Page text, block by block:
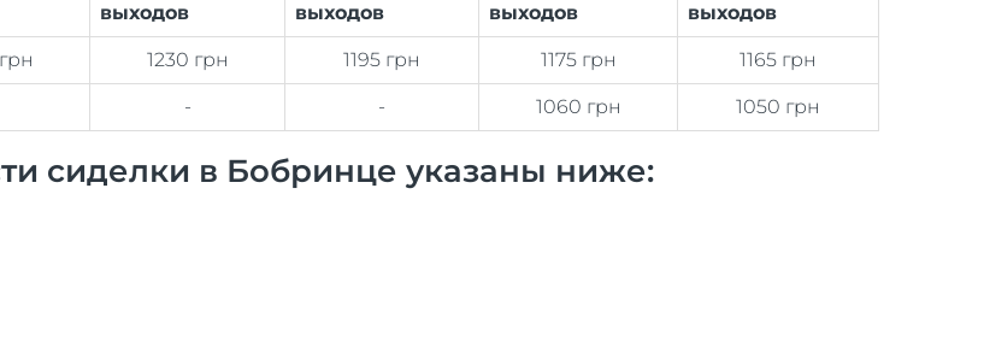
выходов
выходов
выходов
выходов
1230 грн 1195 грн 1175 грн 1165 грн
- - 1060 грн 1050 грн
сиделки в Бобринце указаны ниже: